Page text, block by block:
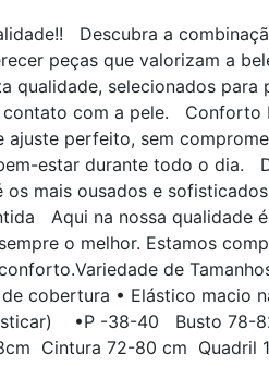
Descubra a
peças que valorizam a
selecionados para
contato com a pele. Conforto
perfeito, sem
estar durante todo o dia.
mais ousados e
Aqui na nossa qualidade
o melhor. Estamos
de
cobertura • Elástico macio
•P -38-40 Busto 78-
Cintura 72-80 cm Quadril